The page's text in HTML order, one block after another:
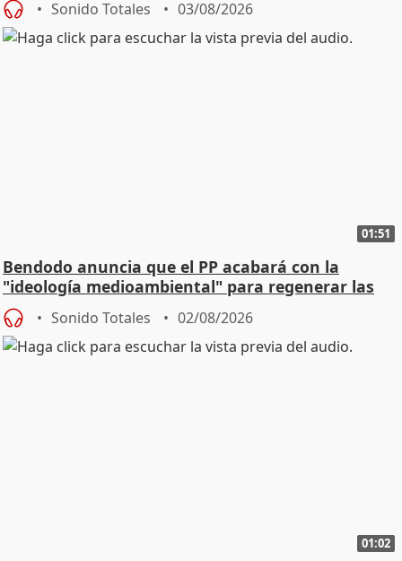
Sonido Totales 03/08/2026
01:51
Bendodo anuncia que el PP acabará con la
"ideología medioambiental" para regenerar las
playas
Sonido Totales 02/08/2026
01:02